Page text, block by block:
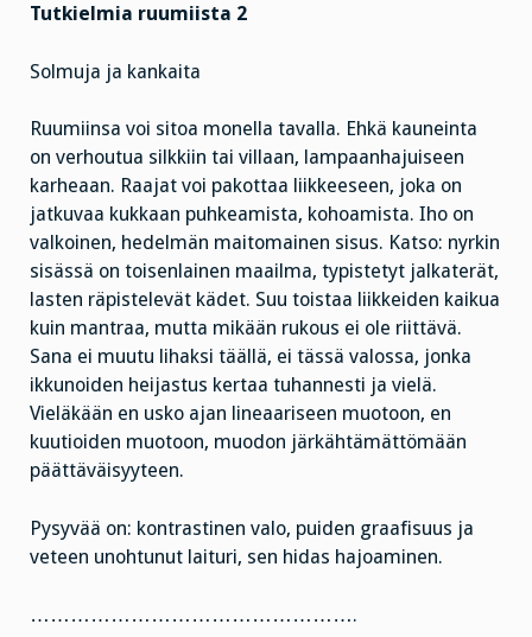
Tutkielmia ruumiista 2
Solmuja ja kankaita
Ruumiinsa voi sitoa monella tavalla. Ehkä kauneinta
on verhoutua silkkiin tai villaan, lampaanhajuiseen
karheaan. Raajat voi pakottaa liikkeeseen, joka on
jatkuvaa kukkaan puhkeamista, kohoamista. Iho on
valkoinen, hedelmän maitomainen sisus. Katso: nyrkin
sisässä on toisenlainen maailma, typistetyt jalkaterät,
lasten räpistelevät kädet. Suu toistaa liikkeiden kaikua
kuin mantraa, mutta mikään rukous ei ole riittävä.
Sana ei muutu lihaksi täällä, ei tässä valossa, jonka
ikkunoiden heijastus kertaa tuhannesti ja vielä.
Vieläkään en usko ajan lineaariseen muotoon, en
kuutioiden muotoon, muodon järkähtämättömään
päättäväisyyteen.
Pysyvää on: kontrastinen valo, puiden graafisuus ja
veteen unohtunut laituri, sen hidas hajoaminen.
………………………………………….